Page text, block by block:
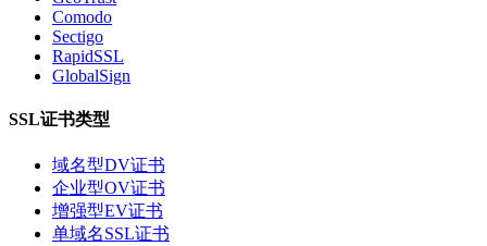
Comodo
Sectigo
RapidSSL
GlobalSign
SSL证书类型
域名型DV证书
企业型OV证书
增强型EV证书
单域名SSL证书